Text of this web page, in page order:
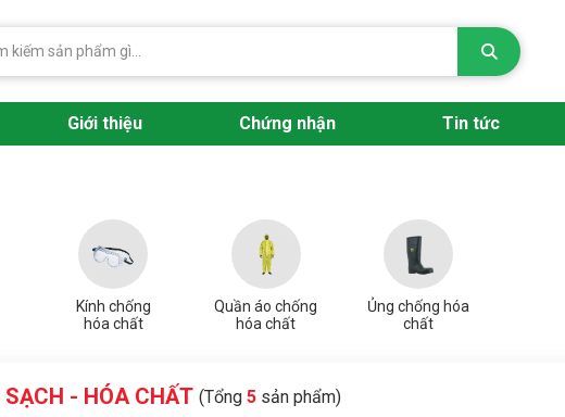
Giới thiệu Chứng nhận Tin tức
Kính chống
hóa chất
Quần áo chống
hóa chất
Ủng chống hóa
chất
SẠCH - HÓA CHẤT (Tổng 5 sản phẩm)